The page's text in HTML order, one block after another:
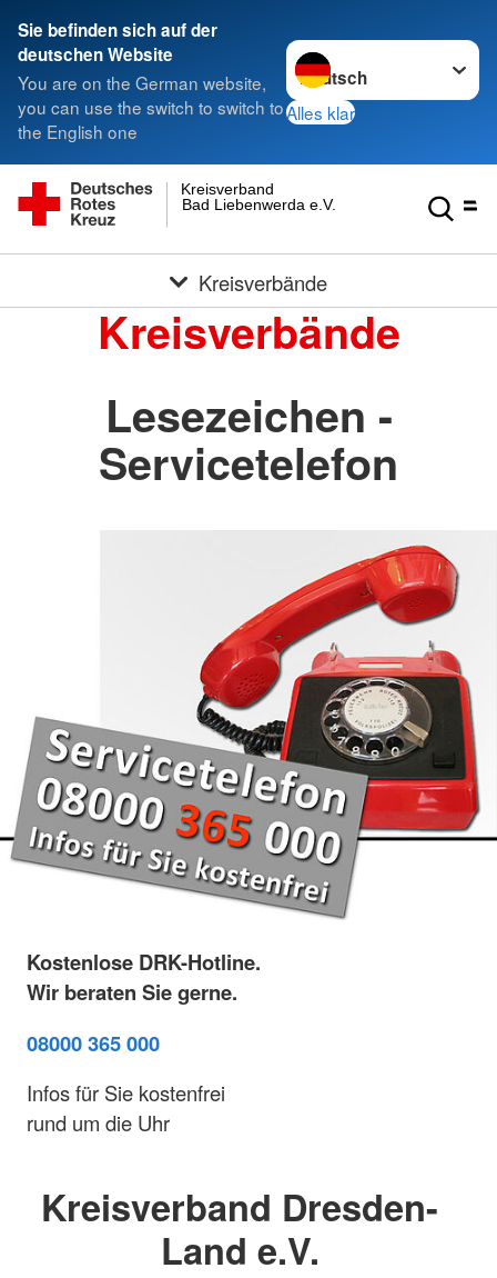
Sie befinden sich auf der
deutschen Website
You are on the German website,
you can use the switch to switch to
the English one
Sprache wechseln zu
Alles klar
Bad Liebenwerda e.V.
Kreisverband
Kreisverbände
Kreisverbände
Lesezeichen -
Servicetelefon
Kostenlose DRK-Hotline.
Wir beraten Sie gerne.
08000 365 000
Infos für Sie kostenfrei
rund um die Uhr
Kreisverband Dresden-
Land e.V.